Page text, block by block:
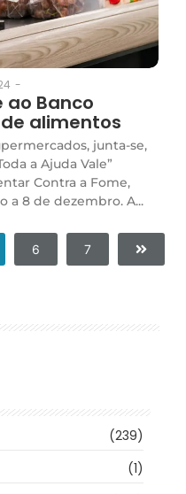
-
Banco
alimentos
junta-se,
a Ajuda Vale”
Contra a Fome,
a 8 de dezembro. A...
6 7
(239)
(1)